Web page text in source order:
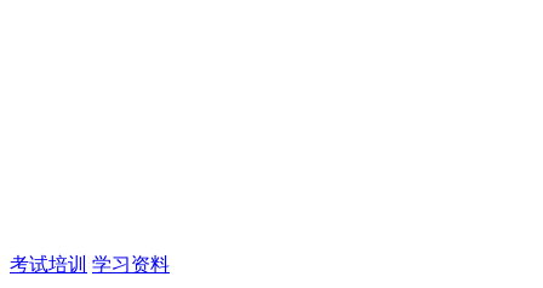
考试培训 学习资料